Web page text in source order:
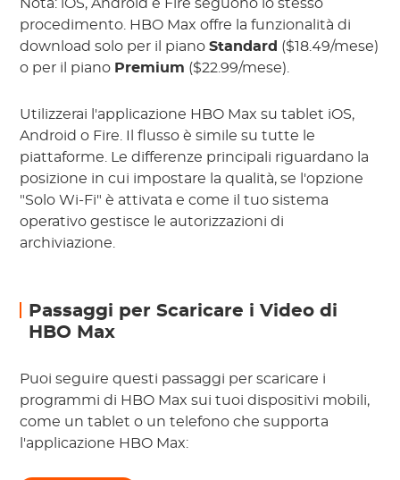
Nota: iOS, Android e Fire seguono lo stesso
procedimento. HBO Max offre la funzionalità di
download solo per il pianoStandard ($18.49/mese)
o per il piano Premium ($22.99/mese).
Utilizzerai l'applicazione HBO Max su tablet iOS,
Android o Fire. Il flusso è simile su tutte le
piattaforme. Le differenze principali riguardano la
posizione in cui impostare la qualità, se l'opzione
"Solo Wi-Fi" è attivata e come il tuo sistema
operativo gestisce le autorizzazioni di
archiviazione.
Passaggi per Scaricare i Video di
HBO Max
Puoi seguire questi passaggi per scaricare i
programmi di HBO Max sui tuoi dispositivi mobili,
come un tablet o un telefono che supporta
l'applicazione HBO Max: